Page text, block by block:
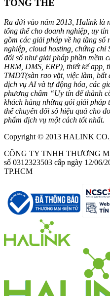
TỔNG THỂ
Ra đời vào năm 2013, Halink là
tổng thể cho doanh nghiệp, uy
gồm các giải pháp về hạ tầng số
nghiệp, cloud hosting, chứng chỉ
đổi số như giải pháp phần mềm
HRM, DMS, ERP), thiết kế app,
TMDT(sàn rao vặt, việc làm, bất
dịch vụ AI và tự động hóa, các
phương châm “Uy tín để thành
khách hàng những gói giải pháp
thể chuyển đổi số hiệu quả cho
phẩm dịch vụ một cách tốt nhất.
Copyright © 2013 HALINK
CÔNG TY TNHH THƯƠNG
số 0312323503 cấp ngày 12/
TP.HCM